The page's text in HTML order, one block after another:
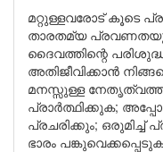
മറ്റുള്ളവരോട് കൂടെ
താരതമ്യ
ദൈവത്തിന്റെ
അതിജീവിക്കാൻ
മനസ്സുള്ള
പ്രാർത്ഥിക്കുക;
പ്രചരിക്കും; ഒരുമിച്ച്
ഭാരം